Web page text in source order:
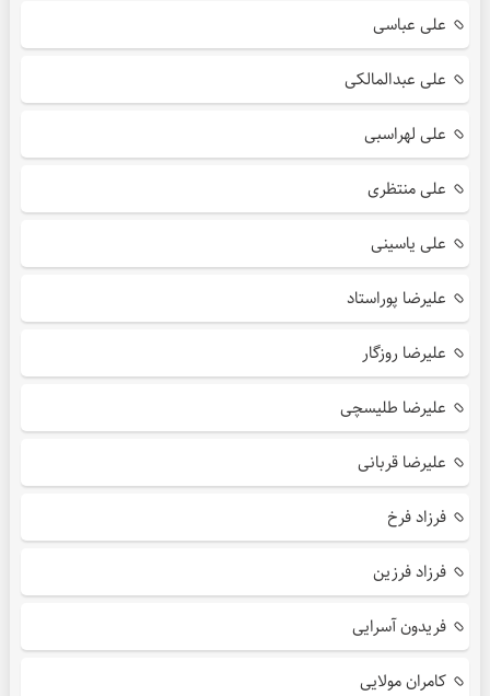
علی عباسی
علی عبدالمالکی
علی لهراسبی
علی منتظری
علی یاسینی
علیرضا پوراستاد
علیرضا روزگار
علیرضا طلیسچی
علیرضا قربانی
فرزاد فرخ
فرزاد فرزین
فریدون آسرایی
کامران مولایی